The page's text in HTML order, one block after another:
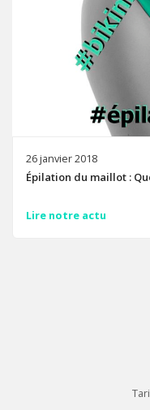
26 janvier 2018
Épilation du maillot :
Lire notre actu